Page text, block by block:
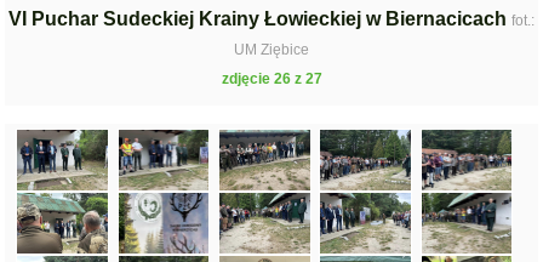
VI Puchar Sudeckiej Krainy Łowieckiej w Biernacicach fot.:
UM Ziębice
zdjęcie 26 z 27